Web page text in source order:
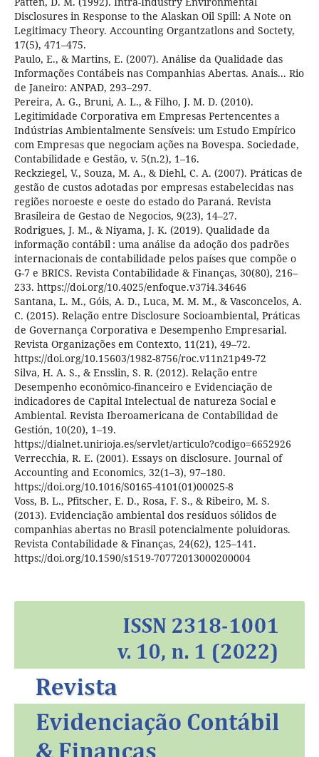
Disclosures in Response to the Alaskan Oil Spill: A Note on
Legitimacy Theory. Accounting Organtzatlons and Soctety,
17(5), 471–475.
Paulo, E., & Martins, E. (2007). Análise da Qualidade das
Informações Contábeis nas Companhias Abertas. Anais... Rio
de Janeiro: ANPAD, 293–297.
Pereira, A. G., Bruni, A. L., & Filho, J. M. D. (2010).
Legitimidade Corporativa em Empresas Pertencentes a
Indústrias Ambientalmente Sensíveis: um Estudo Empírico
com Empresas que negociam ações na Bovespa. Sociedade,
Contabilidade e Gestão, v. 5(n.2), 1–16.
Reckziegel, V., Souza, M. A., & Diehl, C. A. (2007). Práticas de
gestão de custos adotadas por empresas estabelecidas nas
regiões noroeste e oeste do estado do Paraná. Revista
Brasileira de Gestao de Negocios, 9(23), 14–27.
Rodrigues, J. M., & Niyama, J. K. (2019). Qualidade da
informação contábil : uma análise da adoção dos padrões
internacionais de contabilidade pelos países que compõe o
G-7 e BRICS. Revista Contabilidade & Finanças, 30(80), 216–
233. https://doi.org/10.4025/enfoque.v37i4.34646
Santana, L. M., Góis, A. D., Luca, M. M. M., & Vasconcelos, A.
C. (2015). Relação entre Disclosure Socioambiental, Práticas
de Governança Corporativa e Desempenho Empresarial.
Revista Organizações em Contexto, 11(21), 49–72.
https://doi.org/10.15603/1982-8756/roc.v11n21p49-72
Silva, H. A. S., & Ensslin, S. R. (2012). Relação entre
Desempenho econômico-financeiro e Evidenciação de
indicadores de Capital Intelectual de natureza Social e
Ambiental. Revista Iberoamericana de Contabilidad de
Gestión, 10(20), 1–19.
https://dialnet.unirioja.es/servlet/articulo?codigo=6652926
Verrecchia, R. E. (2001). Essays on disclosure. Journal of
Accounting and Economics, 32(1–3), 97–180.
https://doi.org/10.1016/S0165-4101(01)00025-8
Voss, B. L., Pfitscher, E. D., Rosa, F. S., & Ribeiro, M. S.
(2013). Evidenciação ambiental dos resíduos sólidos de
companhias abertas no Brasil potencialmente poluidoras.
Revista Contabilidade & Finanças, 24(62), 125–141.
https://doi.org/10.1590/s1519-70772013000200004